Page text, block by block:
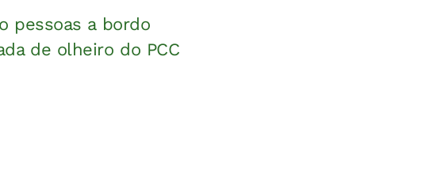
pessoas a bordo
de olheiro do PCC